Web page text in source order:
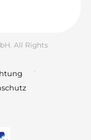
All Rights